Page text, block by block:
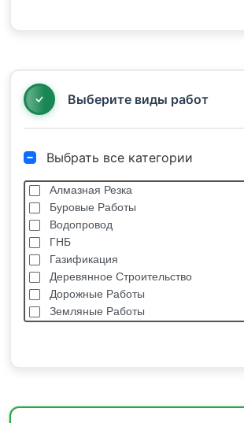
Выберите виды работ
Выбрать все категории
Алмазная Резка
Буровые Работы
Водопровод
ГНБ
Газификация
Деревянное Строительство
Дорожные Работы
Земляные Работы